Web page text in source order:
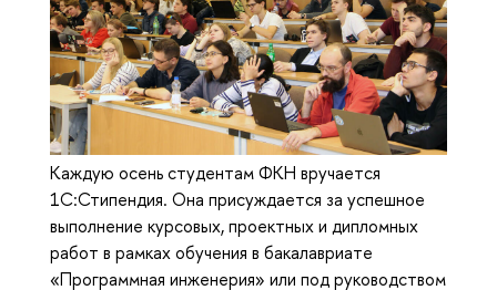
Каждую осень студентам ФКН вручается
1С:Стипендия. Она присуждается за успешное
выполнение курсовых, проектных и дипломных
работ в рамках обучения в бакалавриате
«Программная инженерия» или под руководством